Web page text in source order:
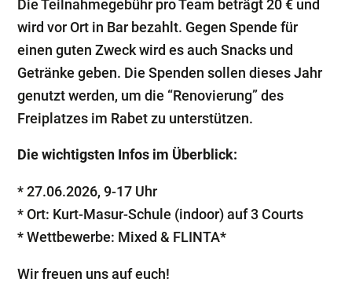
Die Teilnahmegebühr pro Team beträgt 20 € und
wird vor Ort in Bar bezahlt. Gegen Spende für
einen guten Zweck wird es auch Snacks und
Getränke geben. Die Spenden sollen dieses Jahr
genutzt werden, um die “Renovierung” des
Freiplatzes im Rabet zu unterstützen.
Die wichtigsten Infos im Überblick:
* 27.06.2026, 9-17 Uhr
* Ort: Kurt-Masur-Schule (indoor) auf 3 Courts
* Wettbewerbe: Mixed & FLINTA*
Wir freuen uns auf euch!